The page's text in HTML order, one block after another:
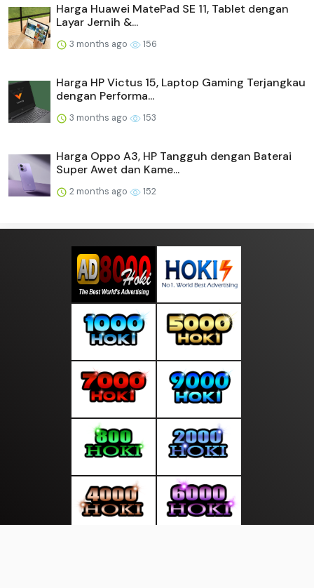
Harga Huawei MatePad SE 11, Tablet dengan
Layar Jernih &...
3 months ago 156
Harga HP Victus 15, Laptop Gaming Terjangkau
dengan Performa...
3 months ago 153
Harga Oppo A3, HP Tangguh dengan Baterai
Super Awet dan Kame...
2 months ago 152